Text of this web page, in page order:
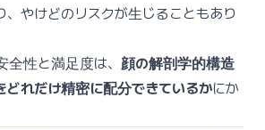
、やけどのリスクが生じることもあり
全性と満足度は、 顔の解剖学的構造
どれだけ精密に配分できているかにか